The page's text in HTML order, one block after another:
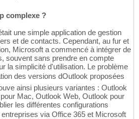
complexe ?
une simple application de gestion
et de contacts. Cependant, au fur et
Microsoft a commencé à intégrer de
souvent sans prendre en compte
la simplicité d'utilisation. Le problème
des versions dOutlook proposées
ainsi plusieurs variantes : Outlook
Mac, Outlook Web, Outlook pour
les différentes configurations
entreprises via Office 365 et Microsoft